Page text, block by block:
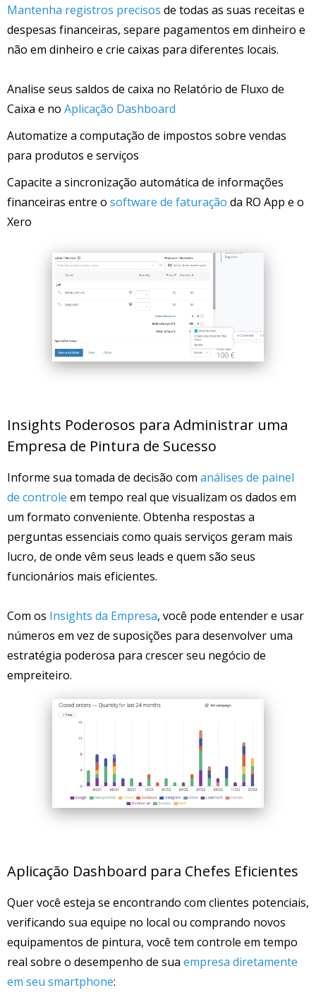
Mantenha registros precisos de todas as suas receitas e
despesas financeiras, separe pagamentos em dinheiro e
não em dinheiro e crie caixas para diferentes locais.
Analise seus saldos de caixa no Relatório de Fluxo de
Caixa e no Aplicação Dashboard
Automatize a computação de impostos sobre vendas
para produtos e serviços
Capacite a sincronização automática de informações
financeiras entre o software de faturação da RO App e o
Xero
Insights Poderosos para Administrar uma
Empresa de Pintura de Sucesso
Informe sua tomada de decisão com análises de painel
de controle em tempo real que visualizam os dados em
um formato conveniente. Obtenha respostas a
perguntas essenciais como quais serviços geram mais
lucro, de onde vêm seus leads e quem são seus
funcionários mais eficientes.
Com os Insights da Empresa, você pode entender e usar
números em vez de suposições para desenvolver uma
estratégia poderosa para crescer seu negócio de
empreiteiro.
Aplicação Dashboard para Chefes Eficientes
Quer você esteja se encontrando com clientes potenciais,
verificando sua equipe no local ou comprando novos
equipamentos de pintura, você tem controle em tempo
real sobre o desempenho de sua empresa diretamente
em seu smartphone: